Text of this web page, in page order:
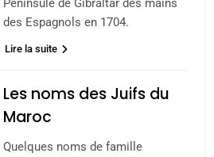
Péninsule de Gibraltar des mains
des Espagnols en 1704.
Lire la suite
Les noms des Juifs du
Maroc
Quelques noms de famille
meurtrière selon le
rapport d’ADL contre
l’antisémitisme
FRANCE ISRAÉL